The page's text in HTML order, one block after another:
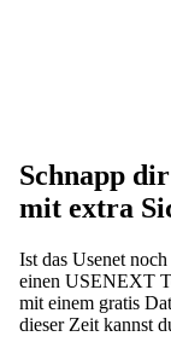
Schnapp
mit extra
Ist das Usenet
einen USENEXT
mit einem gratis
dieser Zeit kannst